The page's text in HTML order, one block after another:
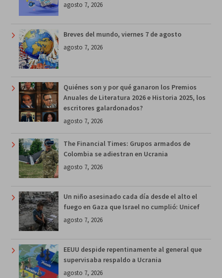
agosto 7, 2026
Breves del mundo, viernes 7 de agosto
agosto 7, 2026
Quiénes son y por qué ganaron los Premios
Anuales de Literatura 2026 e Historia 2025, los
escritores galardonados?
agosto 7, 2026
The Financial Times: Grupos armados de
Colombia se adiestran en Ucrania
agosto 7, 2026
Un niño asesinado cada día desde el alto el
fuego en Gaza que Israel no cumplió: Unicef
agosto 7, 2026
EEUU despide repentinamente al general que
supervisaba respaldo a Ucrania
agosto 7, 2026